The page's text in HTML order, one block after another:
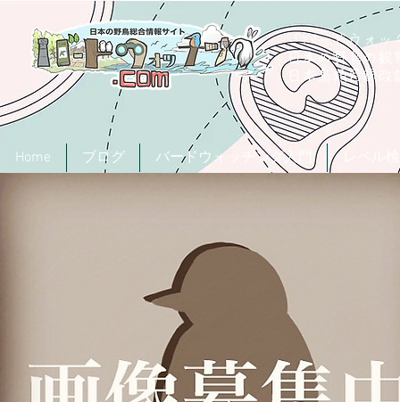
「バードウォッ
日本の野鳥の観
日本鳥類目録
Home ブログ バードウォッチング入門